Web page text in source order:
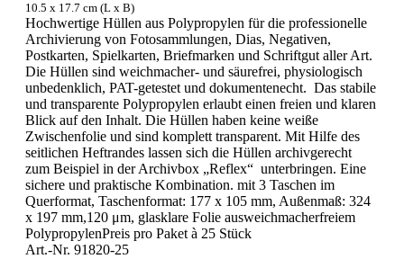
10.5 x 17.7 cm (L x B)
Hochwertige Hüllen aus Polypropylen für die professionelle
Archivierung von Fotosammlungen, Dias, Negativen,
Postkarten, Spielkarten, Briefmarken und Schriftgut aller Art.
Die Hüllen sind weichmacher- und säurefrei, physiologisch
unbedenklich, PAT-getestet und dokumentenecht. Das stabile
und transparente Polypropylen erlaubt einen freien und klaren
Blick auf den Inhalt. Die Hüllen haben keine weiße
Zwischenfolie und sind komplett transparent. Mit Hilfe des
seitlichen Heftrandes lassen sich die Hüllen archivgerecht
zum Beispiel in der Archivbox „Reflex“ unterbringen. Eine
sichere und praktische Kombination. mit 3 Taschen im
Querformat, Taschenformat: 177 x 105 mm, Außenmaß: 324
x 197 mm,120 μm, glasklare Folie ausweichmacherfreiem
PolypropylenPreis pro Paket à 25 Stück
Art.-Nr. 91820-25